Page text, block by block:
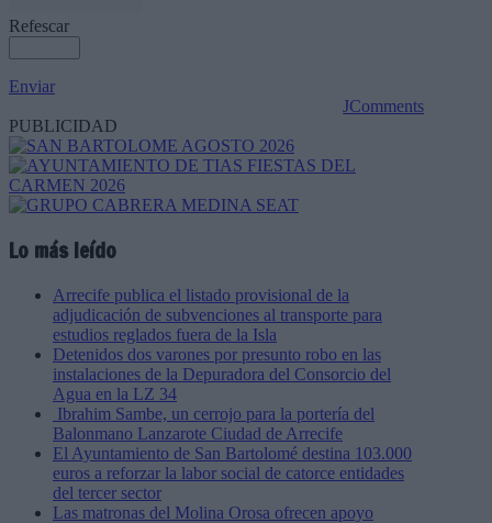
Refescar
Enviar
JComments
PUBLICIDAD
Lo más leído
Arrecife publica el listado provisional de la
adjudicación de subvenciones al transporte para
estudios reglados fuera de la Isla
Detenidos dos varones por presunto robo en las
instalaciones de la Depuradora del Consorcio del
Agua en la LZ 34
Ibrahim Sambe, un cerrojo para la portería del
Balonmano Lanzarote Ciudad de Arrecife
El Ayuntamiento de San Bartolomé destina 103.000
euros a reforzar la labor social de catorce entidades
del tercer sector
Las matronas del Molina Orosa ofrecen apoyo